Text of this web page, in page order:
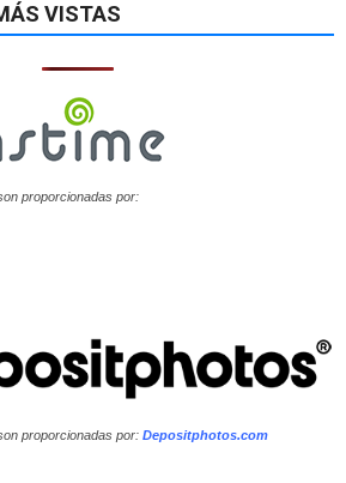
VISTAS
proporcionadas por:
proporcionadas por: Depositphotos.com